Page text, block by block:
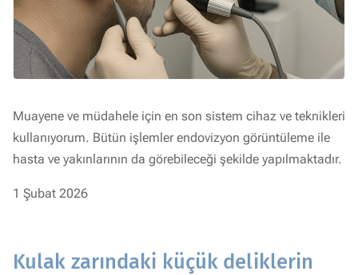
Muayene ve müdahele için en son sistem cihaz ve teknikleri
kullanıyorum. Bütün işlemler endovizyon görüntüleme ile
hasta ve yakınlarının da görebileceği şekilde yapılmaktadır.
1 Şubat 2026
Kulak zarındaki küçük deliklerin